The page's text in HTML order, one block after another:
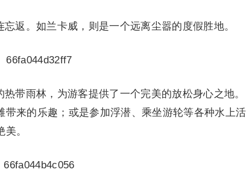
返。如兰卡威，则是一个远离尘嚣的度假胜地。
带雨林，为游客提供了一个完美的放松身心之地。
来的乐趣；或是参加浮潜、乘坐游轮等各种水上活
。